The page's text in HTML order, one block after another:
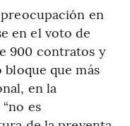
en
en el voto de
900 contratos y
que más
en la
es